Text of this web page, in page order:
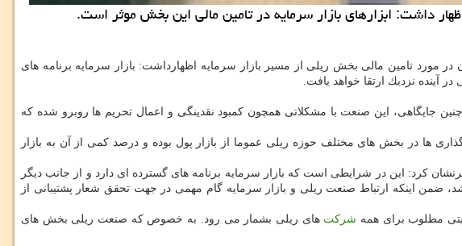
داشت: ابزارهای بازار سرمایه در تامین مالی این بخش موثر است.
تامین مالی بخش ریلی از مسیر بازار سرمایه اظهارداشت: بازار سرمایه برنامه های
آینده نزدیك ارتقا خواهد یافت.
جایگاهی، این صنعت با مشكلاتی همچون كمبود نقدینگی و اعمال تحریم ها روبرو شده كه
گذاری ها در بخش های مختلف حوزه ریلی عموما از بازار پول بوده و درصد كمی از آن به بازار
كرد: این در شرایطی است كه بازار سرمایه برنامه های گسترده ای دارد و از جانب دیگر
ضمن اینكه ارتباط صنعت ریلی و بازار سرمایه گام مهمی در جهت تحقق شعار پشتیبانی از
مطلوب برای همه شركت های ریلی بشمار می رود. به خصوص كه صنعت ریلی بخش های